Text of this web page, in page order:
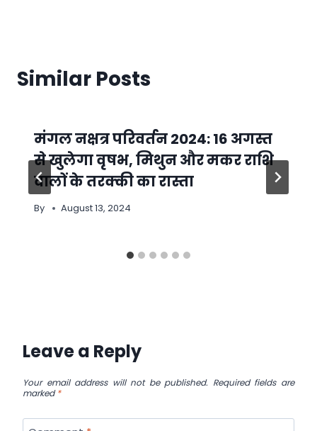
Similar Posts
मंगल नक्षत्र परिवर्तन 2024: 16 अगस्त
से खुलेगा वृषभ, मिथुन और मकर राशि
वालों के तरक्की का रास्ता
By August 13, 2024
Leave a Reply
Your email address will not be published. Required fields are
marked*